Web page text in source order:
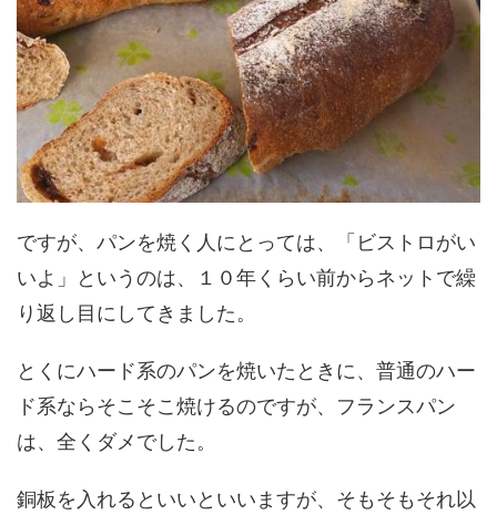
ですが、パンを焼く人にとっては、「ビストロがい
いよ」というのは、１０年くらい前からネットで繰
り返し目にしてきました。
とくにハード系のパンを焼いたときに、普通のハー
ド系ならそこそこ焼けるのですが、フランスパン
は、全くダメでした。
銅板を入れるといいといいますが、そもそもそれ以